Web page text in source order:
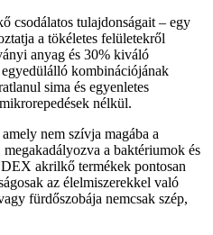
csodálatos tulajdonságait – egy
a tökéletes felületekről
anyag és 30% kiváló
kombinációjának
sima és egyenletes
nélkül.
nem szívja magába a
a baktériumok és
akrilkő termékek pontosan
az élelmiszerekkel való
fürdőszobája nemcsak szép,